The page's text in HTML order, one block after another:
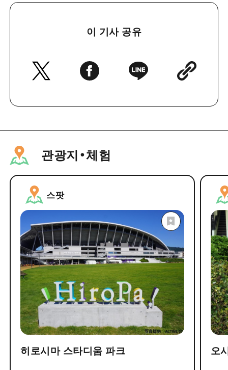
이 기사 공유
관광지・체험
스팟
히로시마 스타디움 파크 오